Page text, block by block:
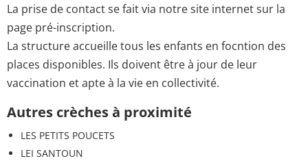
La prise de contact se fait via notre site internet sur la
page pré-inscription.
La structure accueille tous les enfants en focntion des
places disponibles. Ils doivent être à jour de leur
vaccination et apte à la vie en collectivité.
Autres crèches à proximité
LES PETITS POUCETS
LEI SANTOUN